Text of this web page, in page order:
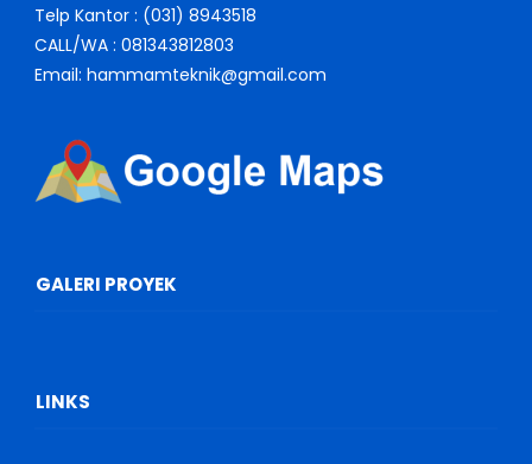
Telp Kantor : (031) 8943518
CALL/WA : 081343812803
Email: hammamteknik@gmail.com
GALERI PROYEK
LINKS